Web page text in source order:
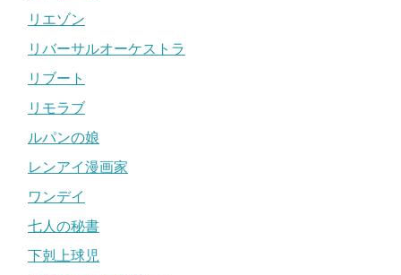
リエゾン
リバーサルオーケストラ
リブート
リモラブ
ルパンの娘
レンアイ漫画家
ワンデイ
七人の秘書
下剋上球児